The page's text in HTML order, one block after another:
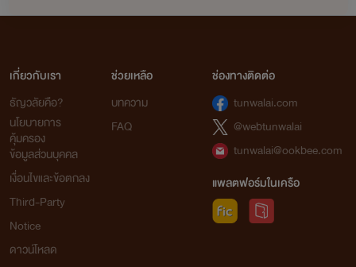
เกี่ยวกับเรา
ธัญวลัยคือ?
นโยบายการ
คุ้มครอง
ข้อมูลส่วนบุคคล
เงื่อนไขและข้อตกลง
Third-Party
Notice
ดาวน์โหลด
ช่วยเหลือ
บทความ
FAQ
ช่องทางติดต่อ
tunwalai.com
@webtunwalai
tunwalai@ookbee.com
แพลตฟอร์มในเครือ